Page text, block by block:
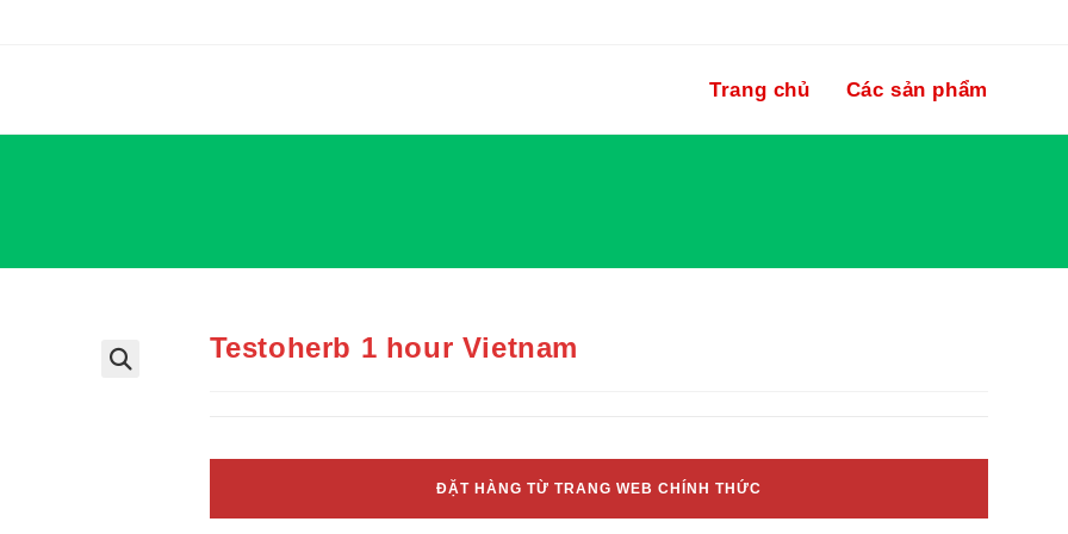
Trang chủ Các sản phẩm
Testoherb 1 hour Vietnam
ĐẶT HÀNG TỪ TRANG WEB CHÍNH THỨC